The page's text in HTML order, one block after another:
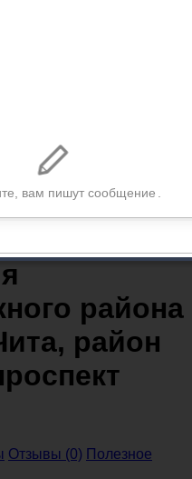
района города
проспект Советов, 4
района
район
Отзывы (0) Полезное